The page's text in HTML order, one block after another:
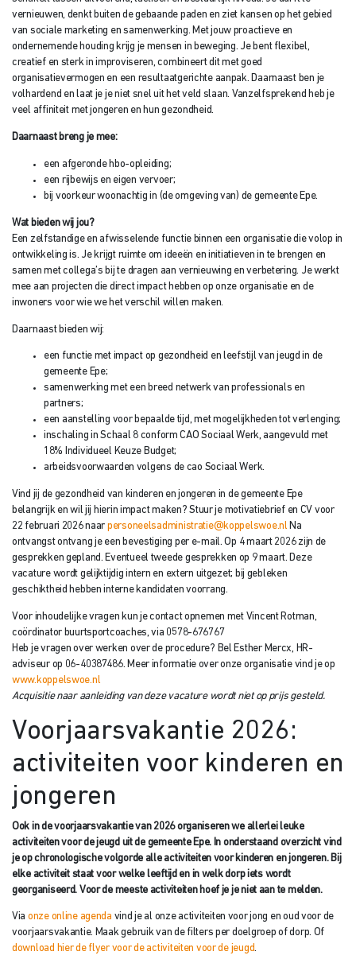
vernieuwen, denkt buiten de gebaande paden en ziet kansen op het gebied
van sociale marketing en samenwerking. Met jouw proactieve en
ondernemende houding krijg je mensen in beweging. Je bent flexibel,
creatief en sterk in improviseren, combineert dit met goed
organisatievermogen en een resultaatgerichte aanpak. Daarnaast ben je
volhardend en laat je je niet snel uit het veld slaan. Vanzelfsprekend heb je
veel affiniteit met jongeren en hun gezondheid.
Daarnaast breng je mee:
een afgeronde hbo-opleiding;
een rijbewijs en eigen vervoer;
bij voorkeur woonachtig in (de omgeving van) de gemeente Epe.
Wat bieden wij jou?
Een zelfstandige en afwisselende functie binnen een organisatie die volop in
ontwikkeling is. Je krijgt ruimte om ideeën en initiatieven in te brengen en
samen met collega’s bij te dragen aan vernieuwing en verbetering. Je werkt
mee aan projecten die direct impact hebben op onze organisatie en de
inwoners voor wie we het verschil willen maken.
Daarnaast bieden wij:
een functie met impact op gezondheid en leefstijl van jeugd in de
gemeente Epe;
samenwerking met een breed netwerk van professionals en
partners;
een aanstelling voor bepaalde tijd, met mogelijkheden tot verlenging;
inschaling in Schaal 8 conform CAO Sociaal Werk, aangevuld met
18% Individueel Keuze Budget;
arbeidsvoorwaarden volgens de cao Sociaal Werk.
Vind jij de gezondheid van kinderen en jongeren in de gemeente Epe
belangrijk en wil jij hierin impact maken? Stuur je motivatiebrief en CV voor
22 februari 2026 naar personeelsadministratie@koppelswoe.nl Na
ontvangst ontvang je een bevestiging per e-mail. Op 4 maart 2026 zijn de
gesprekken gepland. Eventueel tweede gesprekken op 9 maart. Deze
vacature wordt gelijktijdig intern en extern uitgezet; bij gebleken
geschiktheid hebben interne kandidaten voorrang.
Voor inhoudelijke vragen kun je contact opnemen met Vincent Rotman,
coördinator buurtsportcoaches, via 0578-676767
Heb je vragen over werken over de procedure? Bel Esther Mercx, HR-
adviseur op 06-40387486. Meer informatie over onze organisatie vind je op
www.koppelswoe.nl
Acquisitie naar aanleiding van deze vacature wordt niet op prijs gesteld.
Voorjaarsvakantie 2026:
activiteiten voor kinderen en
jongeren
Ook in de voorjaarsvakantie van 2026 organiseren we allerlei leuke
activiteiten voor de jeugd uit de gemeente Epe. In onderstaand overzicht vind
je op chronologische volgorde alle activiteiten voor kinderen en jongeren. Bij
elke activiteit staat voor welke leeftijd en in welk dorp iets wordt
georganiseerd. Voor de meeste activiteiten hoef je je niet aan te melden.
Via onze online agenda vind je al onze activiteiten voor jong en oud voor de
voorjaarsvakantie. Maak gebruik van de filters per doelgroep of dorp. Of
download hier de flyer voor de activiteiten voor de jeugd.